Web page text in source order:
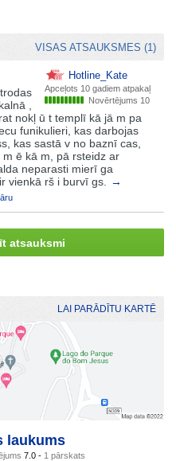
VISAS ATSAUKSMES (1)
Hotline_Kate
Apceļots 10 gadiem atpakaļ
Novērtējums 10
,
nokļ ū t templī kā jā m pa
funikulieri, kas darbojas
kas sastā v no baznī cas,
ē kā m, pā rsteidz ar
neparasti mierī ga
vienkā rš i burvī gs.
→
atsauksmi
LAI PARĀDĪTU KARTĒ
laukums
7.0 - 1 pārskats